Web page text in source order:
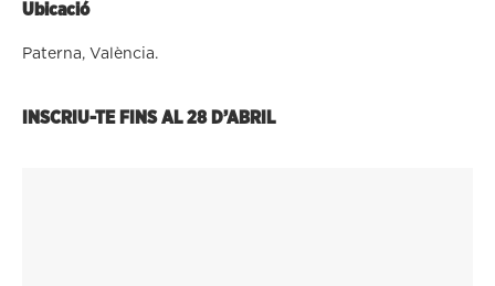
Ubicació
Paterna, València.
INSCRIU-TE FINS AL 28 D’ABRIL